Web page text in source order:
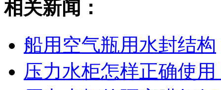
相关新闻：
船用空气瓶用水封结构
压力水柜怎样正确使用